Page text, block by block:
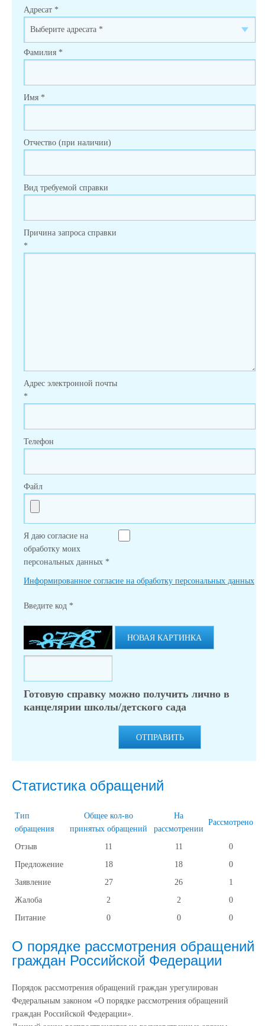
Адресат *
Фамилия *
Имя *
Отчество (при наличии)
Вид требуемой справки
Причина запроса справки
*
Адрес электронной почты
*
Телефон
Файл
Я даю согласие на
обработку моих
персональных данных *
Информированное согласие на обработку персональных данных
Введите код *
НОВАЯ КАРТИНКА
Готовую справку можно получить лично в
канцелярии школы/детского сада
ОТПРАВИТЬ
Статистика обращений
Тип
обращения
Общее кол-во
принятых обращений
На
рассмотрении
Рассмотрено
Отзыв 11 11
0
Предложение
18 18
0
Заявление
27 26
1
Жалоба
2 2
0
Питание
0 0 0
О порядке рассмотрения обращений
граждан Российской Федерации
Порядок рассмотрения обращений граждан урегулирован
Федеральным законом «О порядке рассмотрения обращений
граждан Российской Федерации».